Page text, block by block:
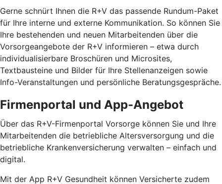
Gerne schnürt Ihnen die R+V das passende Rundum-Paket
für Ihre interne und externe Kommunikation. So können Sie
Ihre bestehenden und neuen Mitarbeitenden über die
Vorsorgeangebote der R+V informieren – etwa durch
individualisierbare Broschüren und Microsites,
Textbausteine und Bilder für Ihre Stellenanzeigen sowie
Info-Veranstaltungen und persönliche Beratungsgespräche.
Firmenportal und App-Angebot
Über das R+V-Firmenportal Vorsorge können Sie und Ihre
Mitarbeitenden die betriebliche Altersversorgung und die
betriebliche Krankenversicherung verwalten – einfach und
digital.
Mit der App R+V Gesundheit können Versicherte zudem